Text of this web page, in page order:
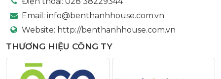
Email: info@benthanhhouse.com.vn
Website: http://benthanhhouse.com.vn
THƯƠNG HIỆU CÔNG TY